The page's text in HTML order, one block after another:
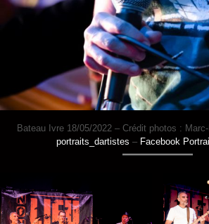
Bateau Ivre 18/05/2022 – Crédit photos :
portraits_dartistes – Facebook